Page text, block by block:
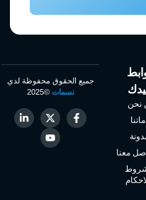
نحن
معنا
جميع الحقوق محفوظة لدي
نسمات©2025